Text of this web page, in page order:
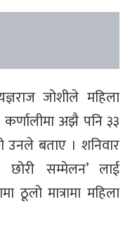
जोशीले महिला
कर्णालीमा अझै पनि ३३
उनले बताए । शनिवार
छोरी सम्मेलन’ लाई
ठूलो मात्रामा महिला